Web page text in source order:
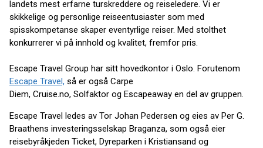
landets mest erfarne turskreddere og reiseledere. Vi er
skikkelige og personlige reiseentusiaster som med
spisskompetanse skaper eventyrlige reiser. Med stolthet
konkurrerer vi på innhold og kvalitet, fremfor pris.
Escape Travel Group har sitt hovedkontor i Oslo. Forutenom
Escape Travel, så er også Carpe
Diem, Cruise.no, Solfaktor og Escapeaway en del av gruppen.
Escape Travel ledes av Tor Johan Pedersen og eies av Per G.
Braathens investeringsselskap Braganza, som også eier
reisebyråkjeden Ticket, Dyreparken i Kristiansand og